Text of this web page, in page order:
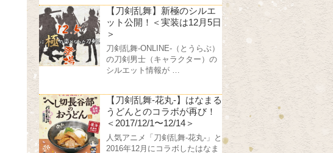
【刀剣乱舞】新極のシルエ
ット公開！＜実装は12月5日
＞
刀剣乱舞-ONLINE-（とうらぶ）
の刀剣男士（キャラクター）の
シルエット情報が …
【刀剣乱舞-花丸-】はなまる
うどんとのコラボが再び！
＜2017/12/1〜12/14＞
人気アニメ「刀剣乱舞-花丸-」と
2016年12月にコラボしたはなま